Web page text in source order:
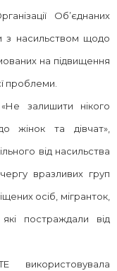
Об’єднаних
з насильством щодо
на підвищення
проблеми.
залишити нікого
жінок та дівчат»,
від насильства
вразливих груп
осіб, мігранток,
постраждали від